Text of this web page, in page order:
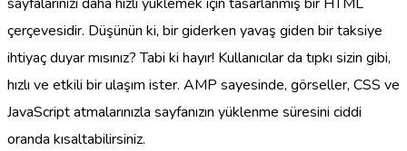
çerçevesidir. Düşünün ki, bir giderken yavaş giden bir taksiye
ihtiyaç duyar mısınız? Tabi ki hayır! Kullanıcılar da tıpkı sizin gibi,
hızlı ve etkili bir ulaşım ister. AMP sayesinde, görseller, CSS ve
JavaScript atmalarınızla sayfanızın yüklenme süresini ciddi
oranda kısaltabilirsiniz.